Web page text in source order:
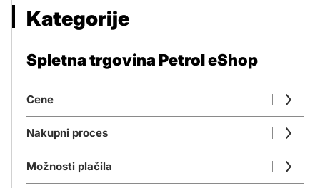
Kategorije
Spletna trgovina Petrol eShop
Cene
Nakupni proces
Možnosti plačila